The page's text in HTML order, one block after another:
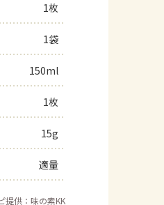
1枚
1袋
150ml
1枚
15g
適量
提供：味の素KK